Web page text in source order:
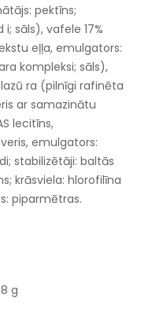
pektīns;
sāls), vafele 17%
eļļa, emulgators:
kompleksi; sāls),
ra (pilnīgi rafinēta
ar samazinātu
lecitīns,
emulgators:
stabilizētāji: baltās
krāsviela: hlorofilīna
piparmētras.
g